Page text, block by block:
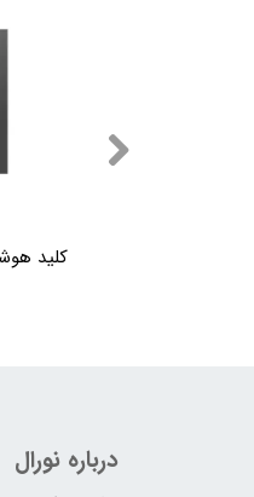
درباره نورال